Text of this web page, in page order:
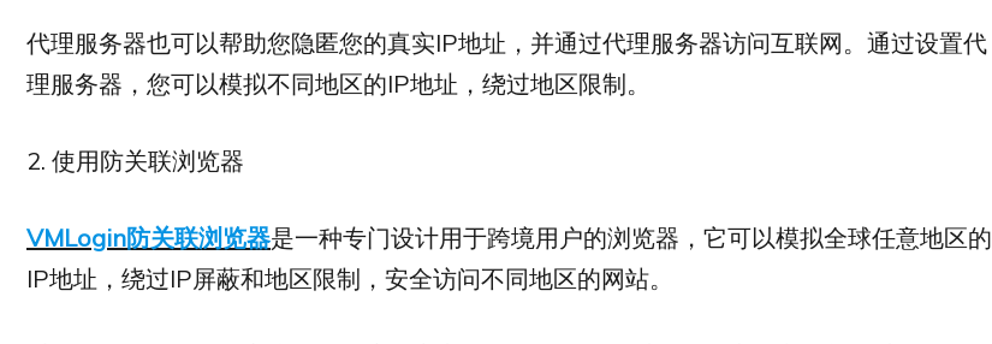
代理服务器也可以帮助您隐匿您的真实IP地址，并通过代理服务器访问互联网。通过设置代
理服务器，您可以模拟不同地区的IP地址，绕过地区限制。
2. 使用防关联浏览器
VMLogin防关联浏览器是一种专门设计用于跨境用户的浏览器，它可以模拟全球任意地区的
IP地址，绕过IP屏蔽和地区限制，安全访问不同地区的网站。